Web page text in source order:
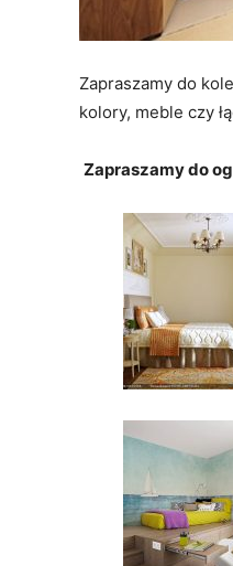
Zapraszamy do
kolory, meble czy
Zapraszamy do